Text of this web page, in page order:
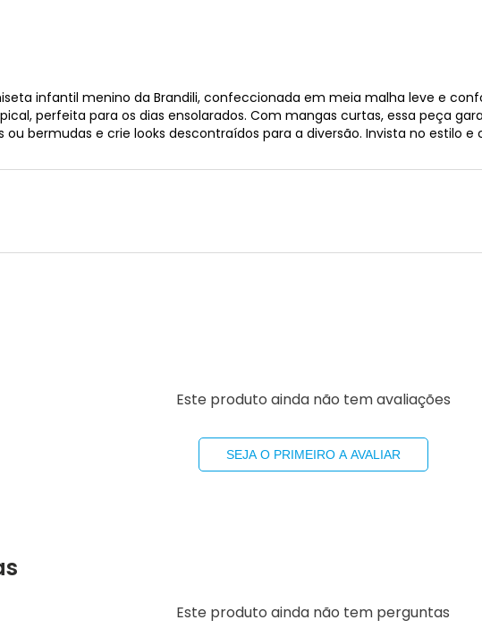
infantil menino da Brandili, confeccionada em meia malha leve e
perfeita para os dias ensolarados. Com mangas curtas, essa peça
bermudas e crie looks descontraídos para a diversão. Invista no estilo
Este produto ainda não tem avaliações
SEJA O PRIMEIRO A AVALIAR
Este produto ainda não tem perguntas